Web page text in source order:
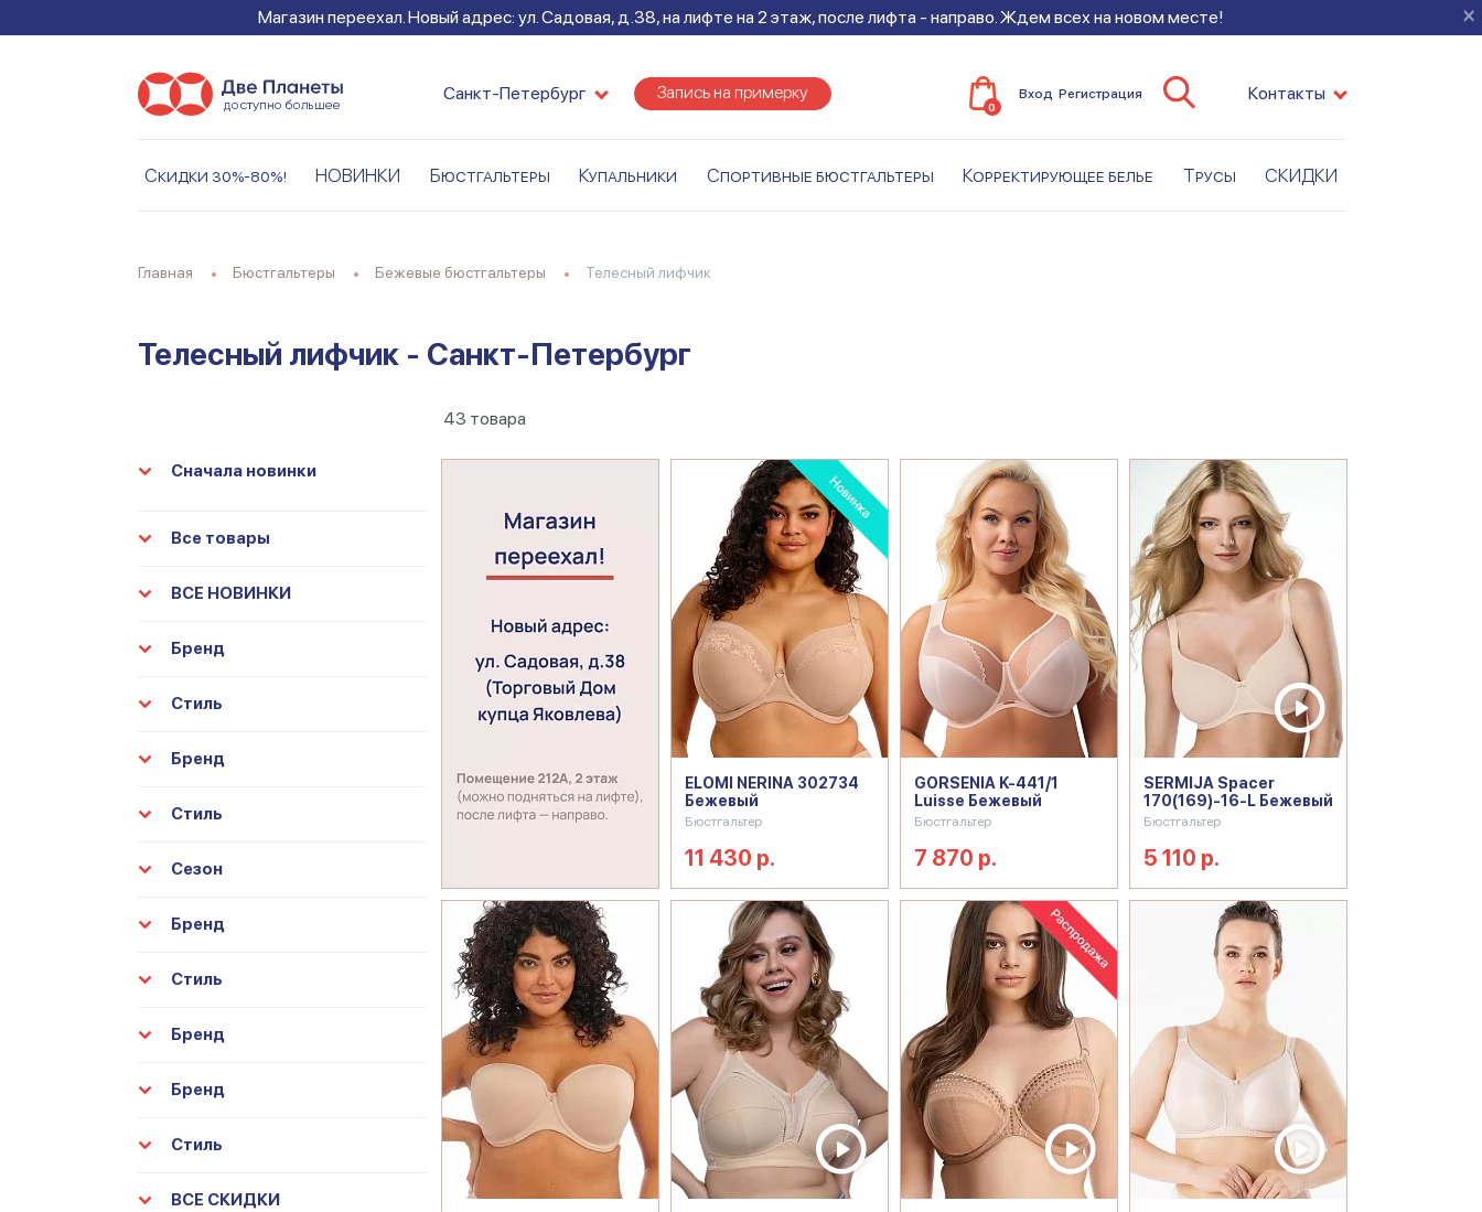
×
Магазин переехал. Новый адрес: ул. Садовая, д.38, на лифте на 2 этаж, после лифта - направо. Ждем всех на новом месте!
Санкт-Петербург Запись на примерку
0
Вход Регистрация Контакты
Скидки 30%-80%! НОВИНКИ Бюстгальтеры Купальники Спортивные бюстгальтеры Корректирующее белье Трусы СКИДКИ
Главная Бюстгальтеры Бежевые бюстгальтеры Телесный лифчик
Телесный лифчик - Санкт-Петербург
Сначала новинки
Все товары
ВСЕ НОВИНКИ
Бренд
Стиль
Бренд
Стиль
Сезон
Бренд
Стиль
Бренд
Бренд
Стиль
ВСЕ СКИДКИ
43 товара
ELOMI NERINA 302734
Бежевый
Бюстгальтер
11 430 р.
GORSENIA K-441/1
Luisse Бежевый
Бюстгальтер
7 870 р.
SERMIJA Spacer
170(169)-16-L Бежевый
Бюстгальтер
5 110 р.